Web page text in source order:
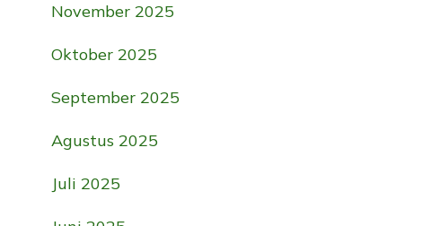
November 2025
Oktober 2025
September 2025
Agustus 2025
Juli 2025